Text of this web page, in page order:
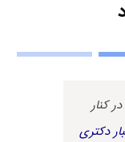
کنار
دکتری